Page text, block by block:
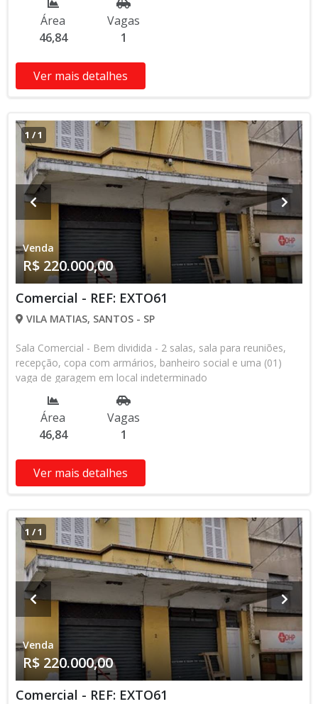
Área
46,84
Vagas
1
Ver mais detalhes
1 /1
Venda
R$ 220.000,00
Comercial - REF: EXTO61
VILA MATIAS, SANTOS - SP
Sala Comercial - Bem dividida - 2 salas, sala para reuniões,
recepção, copa com armários, banheiro social e uma (01)
vaga de garagem em local indeterminado
Área
46,84
Vagas
1
Ver mais detalhes
1 /1
Venda
R$ 220.000,00
Comercial - REF: EXTO61